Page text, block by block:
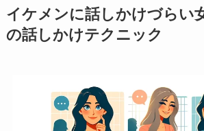
イケメンに話しかけづらい
の話しかけテクニック